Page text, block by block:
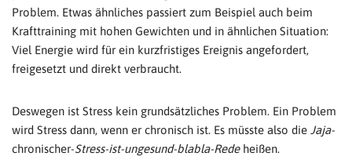
Problem. Etwas ähnliches passiert zum Beispiel auch beim
Krafttraining mit hohen Gewichten und in ähnlichen Situation:
Viel Energie wird für ein kurzfristiges Ereignis angefordert,
freigesetzt und direkt verbraucht.
Deswegen ist Stress kein grundsätzliches Problem. Ein Problem
wird Stress dann, wenn er chronisch ist. Es müsste also die Jaja-
chronischer-Stress-ist-ungesund-blabla-Redeheißen.